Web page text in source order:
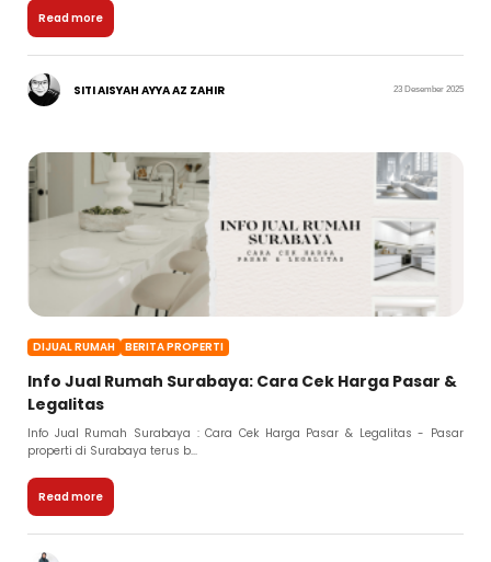
Read more
SITI AISYAH AYYA AZ ZAHIR 23 Desember 2025
DIJUAL RUMAH BERITA PROPERTI
Info Jual Rumah Surabaya: Cara Cek Harga Pasar &
Legalitas
Info Jual Rumah Surabaya : Cara Cek Harga Pasar & Legalitas - Pasar
properti di Surabaya terus b...
Read more